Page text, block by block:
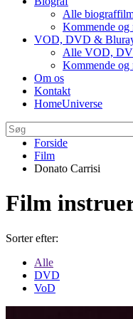
Alle
Kommende
VOD, DVD &
Alle VOD,
Kommende
Om os
Kontakt
HomeUniverse
Forside
Film
Donato Carrisi
Film
Sorter efter:
Alle
DVD
VoD